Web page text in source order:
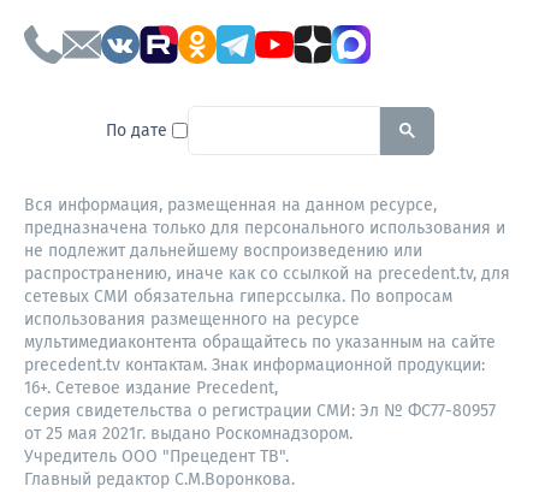
По дате To search this site, enter a
Вся информация, размещенная на данном ресурсе,
предназначена только для персонального использования и
не подлежит дальнейшему воспроизведению или
распространению, иначе как со ссылкой на precedent.tv, для
сетевых СМИ обязательна гиперссылка. По вопросам
использования размещенного на ресурсе
мультимедиаконтента обращайтесь по указанным на сайте
precedent.tv контактам. Знак информационной продукции:
16+. Сетевое издание Precedent,
серия свидетельства о регистрации СМИ: Эл № ФС77-80957
от 25 мая 2021г. выдано Роскомнадзором.
Учредитель ООО "Прецедент ТВ".
Главный редактор С.М.Воронкова.